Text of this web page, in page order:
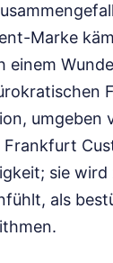
Marke
umgeben
sie
als